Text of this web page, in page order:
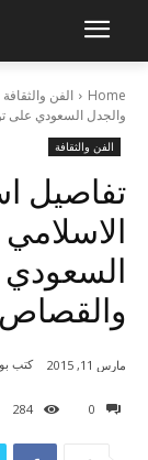
Home الفن والثقافة
والجدل السعودي على
الفن والثقافة
تفاصيل
السعودي
والقصاص
0
284
مارس 11, 2015 كتب